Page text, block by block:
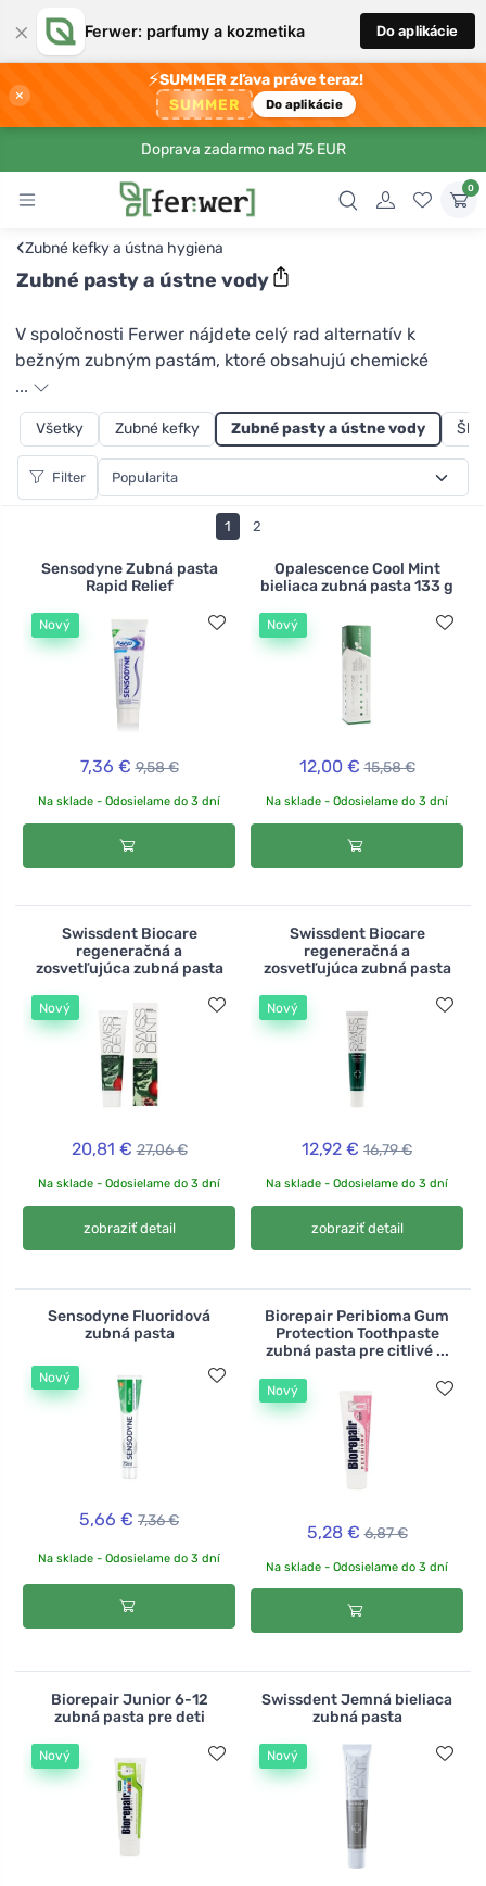
× Ferwer: parfumy a kozmetika Do aplikácie
×
⚡SUMMER zľava práve teraz!
SUMMER Do aplikácie
Doprava zadarmo nad 75 EUR
0
‹Zubné kefky a ústna hygiena
Zubné pasty a ústne vody
V spoločnosti Ferwer nájdete celý rad alternatív k
bežným zubným pastám, ktoré obsahujú chemické
penivé a bieliace látky. Chcete sa vyhnúť zbytočným
plastovým obalom? Okrem prírodnej zubnej pasty v
tube môžete vyskúšať aj zubné pasty vo vratných
tubách od spoločnosti Kvitok, zubnú pastu na citlivé
zuby v poháriku , zubnú pastu v tabletách , ktorá je
skvelá na cesty, alebo tuhú zubnú pastu Lamazuna.
Starostlivosť o ústnu dutinu môžete doplniť aj ústnou
vodou, napríklad s pomarančom a xylitolom alebo
mätou a zlatobyľou .
...
Všetky Zubné kefky Zubné pasty a ústne vody
Filter
1 2
Sensodyne Zubná pasta
Rapid Relief
Nový
7,36 € 9,58 €
Na sklade - Odosielame do 3 dní
Opalescence Cool Mint
bieliaca zubná pasta 133 g
Nový
12,00 € 15,58 €
Na sklade - Odosielame do 3 dní
Swissdent Biocare
regeneračná a
zosvetľujúca zubná pasta
Nový
20,81 € 27,06 €
Na sklade - Odosielame do 3 dní
zobraziť detail
Swissdent Biocare
regeneračná a
zosvetľujúca zubná pasta
Nový
12,92 € 16,79 €
Na sklade - Odosielame do 3 dní
zobraziť detail
Sensodyne Fluoridová
zubná pasta
Nový
5,66 € 7,36 €
Na sklade - Odosielame do 3 dní
Biorepair Peribioma Gum
Protection Toothpaste
zubná pasta pre citlivé ...
Nový
5,28 € 6,87 €
Na sklade - Odosielame do 3 dní
Biorepair Junior 6-12
zubná pasta pre deti
Nový
Swissdent Jemná bieliaca
zubná pasta
Nový